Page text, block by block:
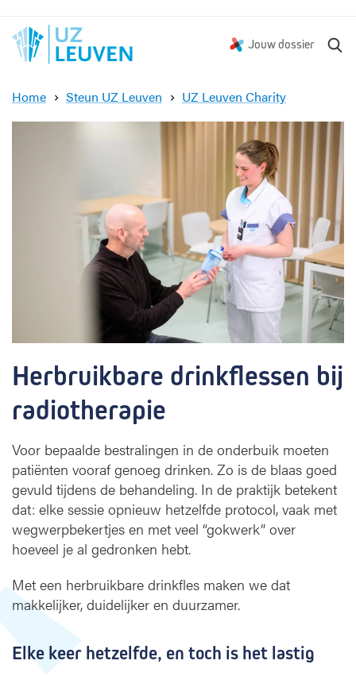
Jouw dossier
Home Steun UZ Leuven UZ Leuven Charity
e
u
i
k
b
a
r
e
n
k
s
s
e
n
b
r
o
Herbruikbare drinkflessen bij
radiotherapie
Voor bepaalde bestralingen in de onderbuik moeten
patiënten vooraf genoeg drinken. Zo is de blaas goed
gevuld tijdens de behandeling. In de praktijk betekent
dat: elke sessie opnieuw hetzelfde protocol, vaak met
wegwerpbekertjes en met veel “gokwerk” over
hoeveel je al gedronken hebt.
Met een herbruikbare drinkfles maken we dat
makkelijker, duidelijker en duurzamer.
Elke keer hetzelfde, en toch is het lastig